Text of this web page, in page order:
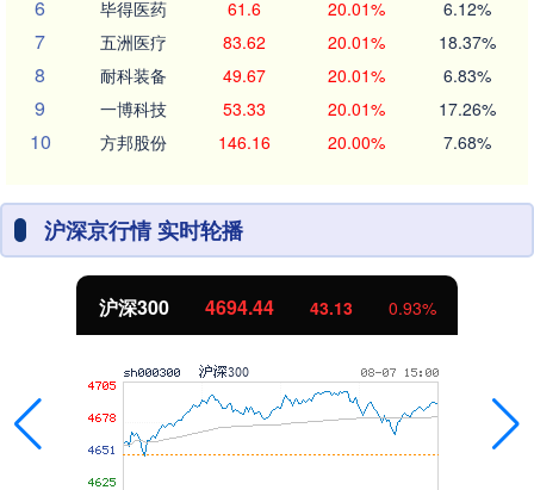
6 毕得医药 61.6 20.01% 6.12%
7 五洲医疗 83.62 20.01% 18.37%
8 耐科装备 49.67 20.01% 6.83%
9 一博科技 53.33 20.01% 17.26%
10 方邦股份 146.16 20.00% 7.68%
沪深京行情 实时轮播
沪深300 4694.44 43.13 0.93%